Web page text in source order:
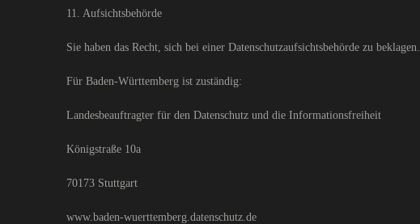
11. Aufsichtsbehörde
Sie haben das Recht, sich bei einer Datenschutzaufsichtsbehörde zu beklagen.
Für Baden-Württemberg ist zuständig:
Landesbeauftragter für den Datenschutz und die Informationsfreiheit
Königstraße 10a
70173 Stuttgart
www.baden-wuerttemberg.datenschutz.de